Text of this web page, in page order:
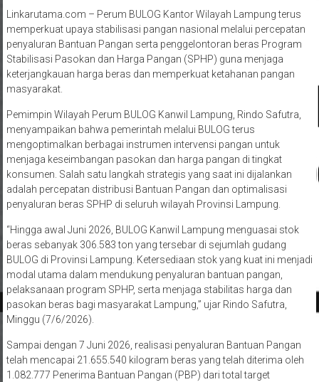
Diposkan Oleh:admin 0 Komentar
Linkarutama.com – Perum BULOG Kantor Wilayah Lampung terus
memperkuat upaya stabilisasi pangan nasional melalui percepatan
penyaluran Bantuan Pangan serta penggelontoran beras Program
Stabilisasi Pasokan dan Harga Pangan (SPHP) guna menjaga
masyarakat.
Pemimpin Wilayah Perum BULOG Kanwil Lampung, Rindo Safutra,
menyampaikan bahwa pemerintah melalui BULOG terus
mengoptimalkan berbagai instrumen intervensi pangan untuk
menjaga keseimbangan pasokan dan harga pangan di tingkat
konsumen. Salah satu langkah strategis yang saat ini dijalankan
penyaluran beras SPHP di seluruh wilayah Provinsi Lampung.
“Hingga awal Juni 2026, BULOG Kanwil Lampung menguasai stok
beras sebanyak 306.583 ton yang tersebar di sejumlah gudang
BULOG di Provinsi Lampung. Ketersediaan stok yang kuat ini menjadi
modal utama dalam mendukung penyaluran bantuan pangan,
pelaksanaan program SPHP, serta menjaga stabilitas harga dan
Minggu (7/6/2026).
Sampai dengan 7 Juni 2026, realisasi penyaluran Bantuan Pangan